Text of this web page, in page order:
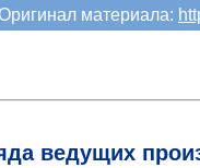
материала:
ведущих